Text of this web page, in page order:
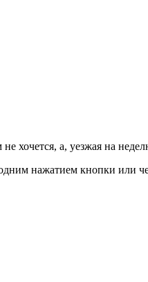
хочется, а, уезжая на
нажатием кнопки или